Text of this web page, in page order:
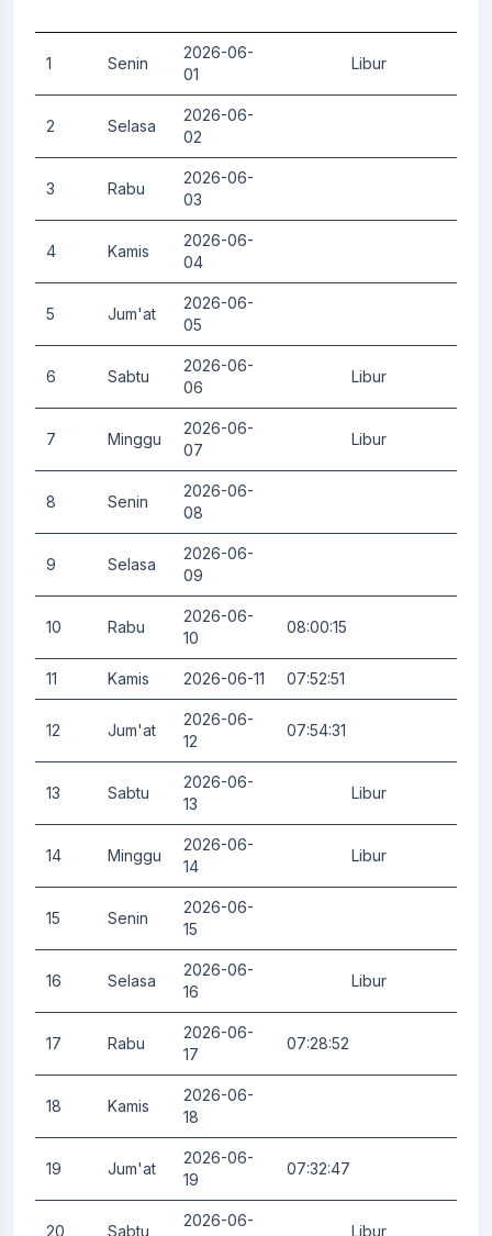
1 Senin
2026-06-
01
Libur
2 Selasa
2026-06-
02
3 Rabu
2026-06-
03
4 Kamis
2026-06-
04
5 Jum'at
2026-06-
05
6 Sabtu
2026-06-
06
Libur
7 Minggu
2026-06-
07
Libur
8 Senin
2026-06-
08
9 Selasa
2026-06-
09
10 Rabu
2026-06-
10
08:00:15
11 Kamis 2026-06-11 07:52:51
12 Jum'at
2026-06-
12
07:54:31
13 Sabtu
2026-06-
13
Libur
14 Minggu
2026-06-
14
Libur
15 Senin
2026-06-
15
16 Selasa
2026-06-
16
Libur
17 Rabu
2026-06-
17
07:28:52
18 Kamis
2026-06-
18
19 Jum'at
2026-06-
19
07:32:47
20 Sabtu
2026-06-
Libur